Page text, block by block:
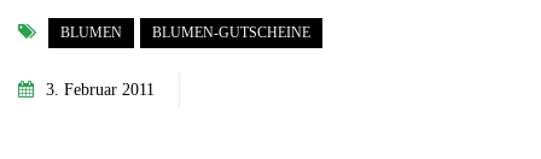
BLUMEN BLUMEN-GUTSCHEINE
3. Februar 2011